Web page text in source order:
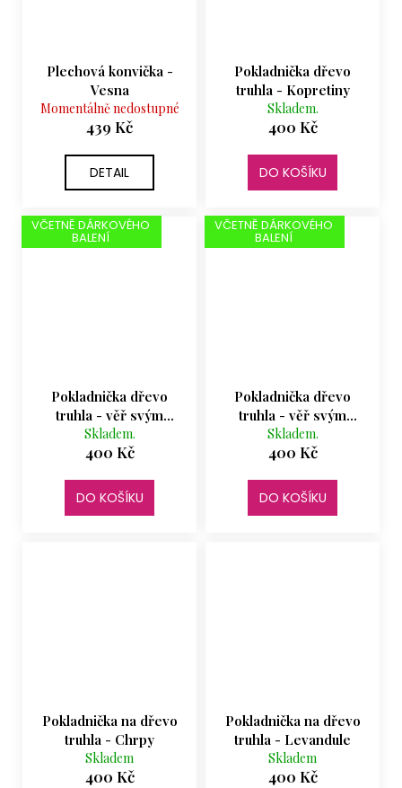
Plechová konvička -
Vesna
Momentálně nedostupné
439 Kč
DETAIL
Pokladnička dřevo
truhla - Kopretiny
Skladem.
400 Kč
DO KOŠÍKU
VČETNĚ DÁRKOVÉHO
BALENÍ
Pokladnička dřevo
truhla - věř svým
snům, modré peří
Skladem.
400 Kč
DO KOŠÍKU
VČETNĚ DÁRKOVÉHO
BALENÍ
Pokladnička dřevo
truhla - věř svým
snům, růžové peří
Skladem.
400 Kč
DO KOŠÍKU
Pokladnička na dřevo
truhla - Chrpy
Skladem
400 Kč
Pokladnička na dřevo
truhla - Levandule
Skladem
400 Kč